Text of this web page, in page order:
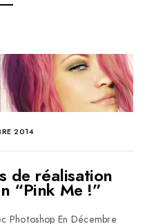
2014
de réalisation
“Pink Me !”
Photoshop En Décembre